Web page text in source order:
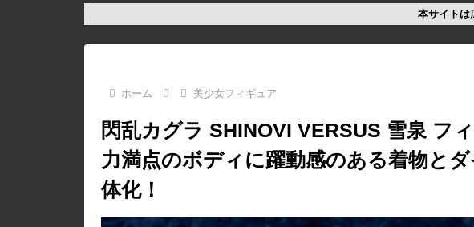
本サイトは
ホーム 美少女フィギュア
閃乱カグラ SHINOVI VERSUS 雪泉 フ
力満点のボディに躍動感のある着物と
体化！